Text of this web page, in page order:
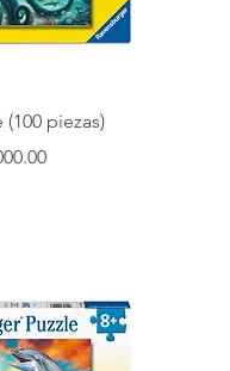
(100 piezas)